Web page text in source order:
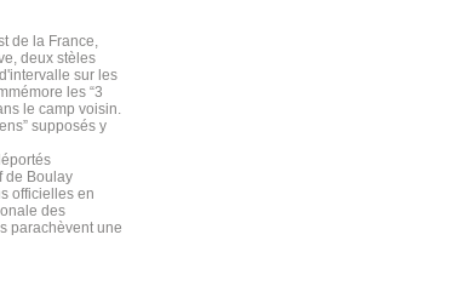
de la France,
deux stèles
sur les
les “3
le camp voisin.
supposés y
de Boulay
officielles en
des
parachèvent une